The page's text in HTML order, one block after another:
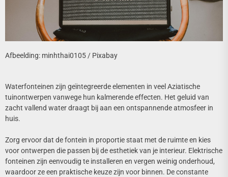
Afbeelding: minhthai0105 / Pixabay
Waterfonteinen zijn geïntegreerde elementen in veel Aziatische
tuinontwerpen vanwege hun kalmerende effecten. Het geluid van
zacht vallend water draagt bij aan een ontspannende atmosfeer in
huis.
Zorg ervoor dat de fontein in proportie staat met de ruimte en kies
voor ontwerpen die passen bij de esthetiek van je interieur. Elektrische
fonteinen zijn eenvoudig te installeren en vergen weinig onderhoud,
waardoor ze een praktische keuze zijn voor binnen. De constante